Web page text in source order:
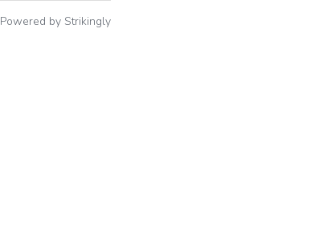
Powered by Strikingly